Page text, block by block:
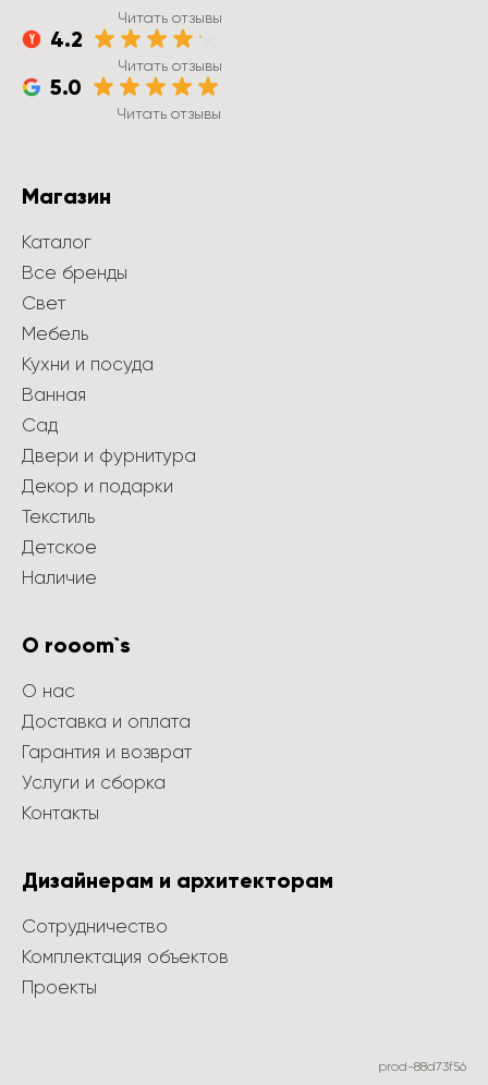
Читать отзывы
4.2
Читать отзывы
5.0
Читать отзывы
Магазин
Каталог
Все бренды
Свет
Мебель
Кухни и посуда
Ванная
Сад
Двери и фурнитура
Декор и подарки
Текстиль
Детское
Наличие
О rooom`s
О нас
Доставка и оплата
Гарантия и возврат
Услуги и сборка
Контакты
Дизайнерам и архитекторам
Сотрудничество
Комплектация объектов
Проекты
prod-88d73f56